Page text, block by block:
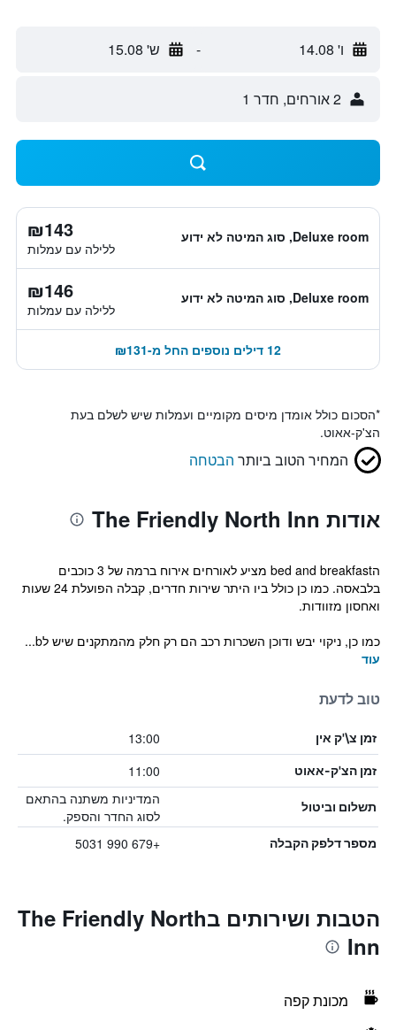
ו' 14.08 - ש' 15.08
2 אורחים, חדר 1
Deluxe room, סוג המיטה לא ידוע ₪143
ללילה עם עמלות
Deluxe room, סוג המיטה לא ידוע ₪146
ללילה עם עמלות
12 דילים נוספים החל מ-₪131
*הסכום כולל אומדן מיסים מקומיים ועמלות שיש לשלם בעת
הצ'ק-אאוט.
המחיר הטוב ביותר הבטחה
אודות The Friendly North Inn
הbed and breakfast מציע לאורחים אירוח ברמה של 3 כוכבים
בלבאסה. כמו כן כולל ביו היתר שירות חדרים, קבלה הפועלת 24 שעות
ואחסון מזוודות.
כמו כן, ניקוי יבש ודוכן השכרות רכב הם רק חלק מהמתקנים שיש לb...
עוד
טוב לדעת
זמן צ\'ק אין 13:00
זמן הצ'ק-אאוט 11:00
תשלום וביטול
המדיניות משתנה בהתאם
לסוג החדר והספק.
מספר דלפק הקבלה +679 990 5031
הטבות ושירותים בThe Friendly North
Inn
מכונת קפה